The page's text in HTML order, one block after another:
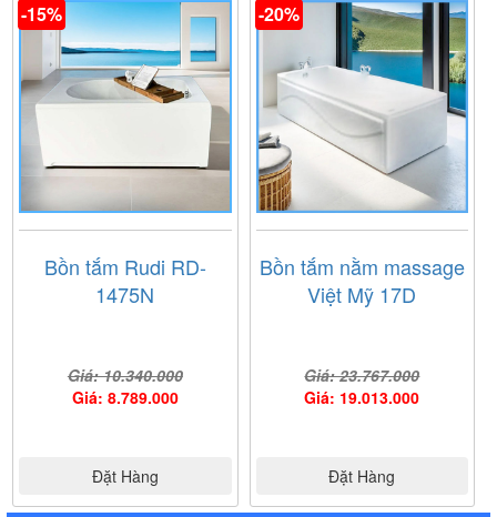
-15%
Bồn tắm Rudi RD-
1475N
Giá: 10.340.000
Giá: 8.789.000
Đặt Hàng
-20%
Bồn tắm nằm massage
Việt Mỹ 17D
Giá: 23.767.000
Giá: 19.013.000
Đặt Hàng